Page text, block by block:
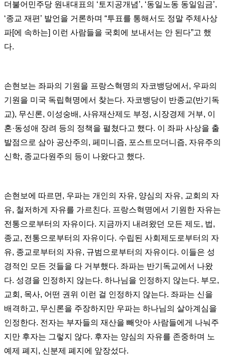
더불어민주당 원내대표의 ‘토지공개념’, ‘동일노동 동일임금’,
‘종교 재편’ 발언을 거론하며 “투표를 통해서도 정말 주체사상
파[에 속하는] 이런 사람들을 국회에 보내서는 안 된다”고 했
다.
손현보는 좌파의 기원을 프랑스혁명의 자코뱅당에서, 우파의
기원을 미국 독립혁명에서 찾는다. 자코뱅당이 반종교(반기독
교), 무신론, 이성숭배, 사유재산제도 부정, 시장경제 거부, 이
혼·동성애 장려 등의 정책을 펼쳤다고 했다. 이 좌파 사상을 출
발점으로 삼아 공산주의, 페미니즘, 포스트모더니즘, 자유주의
신학, 종교다원주의 등이 나왔다고 했다.
손현보에 따르면, 우파는 개인의 자유, 양심의 자유, 교회의 자
유, 철저하게 자유를 가르친다. 프랑스혁명에서 기원한 자유는
전통으로부터의 자유이다. 지금까지 내려왔던 모든 제도, 법,
종교, 전통으로부터의 자유이다. 수립된 사회제도로부터의 자
유, 종교로부터의 자유, 규범으로부터의 자유이다. 이들은 성
경적인 모든 것들을 다 거부했다. 좌파는 반기독교에서 나왔
다. 성경을 인정하지 않는다. 하나님을 인정하지 않는다. 부모,
교회, 목사, 어떤 권위 이런 걸 인정하지 않는다. 좌파는 신을
배격하고, 무신론을 주장하지만 우파는 하나님의 살아계심을
인정한다. 전자는 부자들의 재산을 빼앗아 사람들에게 나눠주
지만 후자는 그렇지 않다. 후자는 양심의 자유를 존중하며 노
예제 폐지, 신분제 폐지에 앞장섰다.